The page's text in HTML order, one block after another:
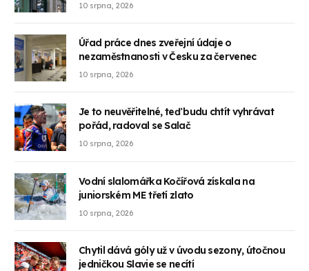
10 srpna, 2026
Úřad práce dnes zveřejní údaje o
nezaměstnanosti v Česku za červenec
10 srpna, 2026
Je to neuvěřitelné, teď budu chtít vyhrávat
pořád, radoval se Salač
10 srpna, 2026
Vodní slalomářka Kočířová získala na
juniorském ME třetí zlato
10 srpna, 2026
Chytil dává góly už v úvodu sezony, útočnou
jedničkou Slavie se necítí